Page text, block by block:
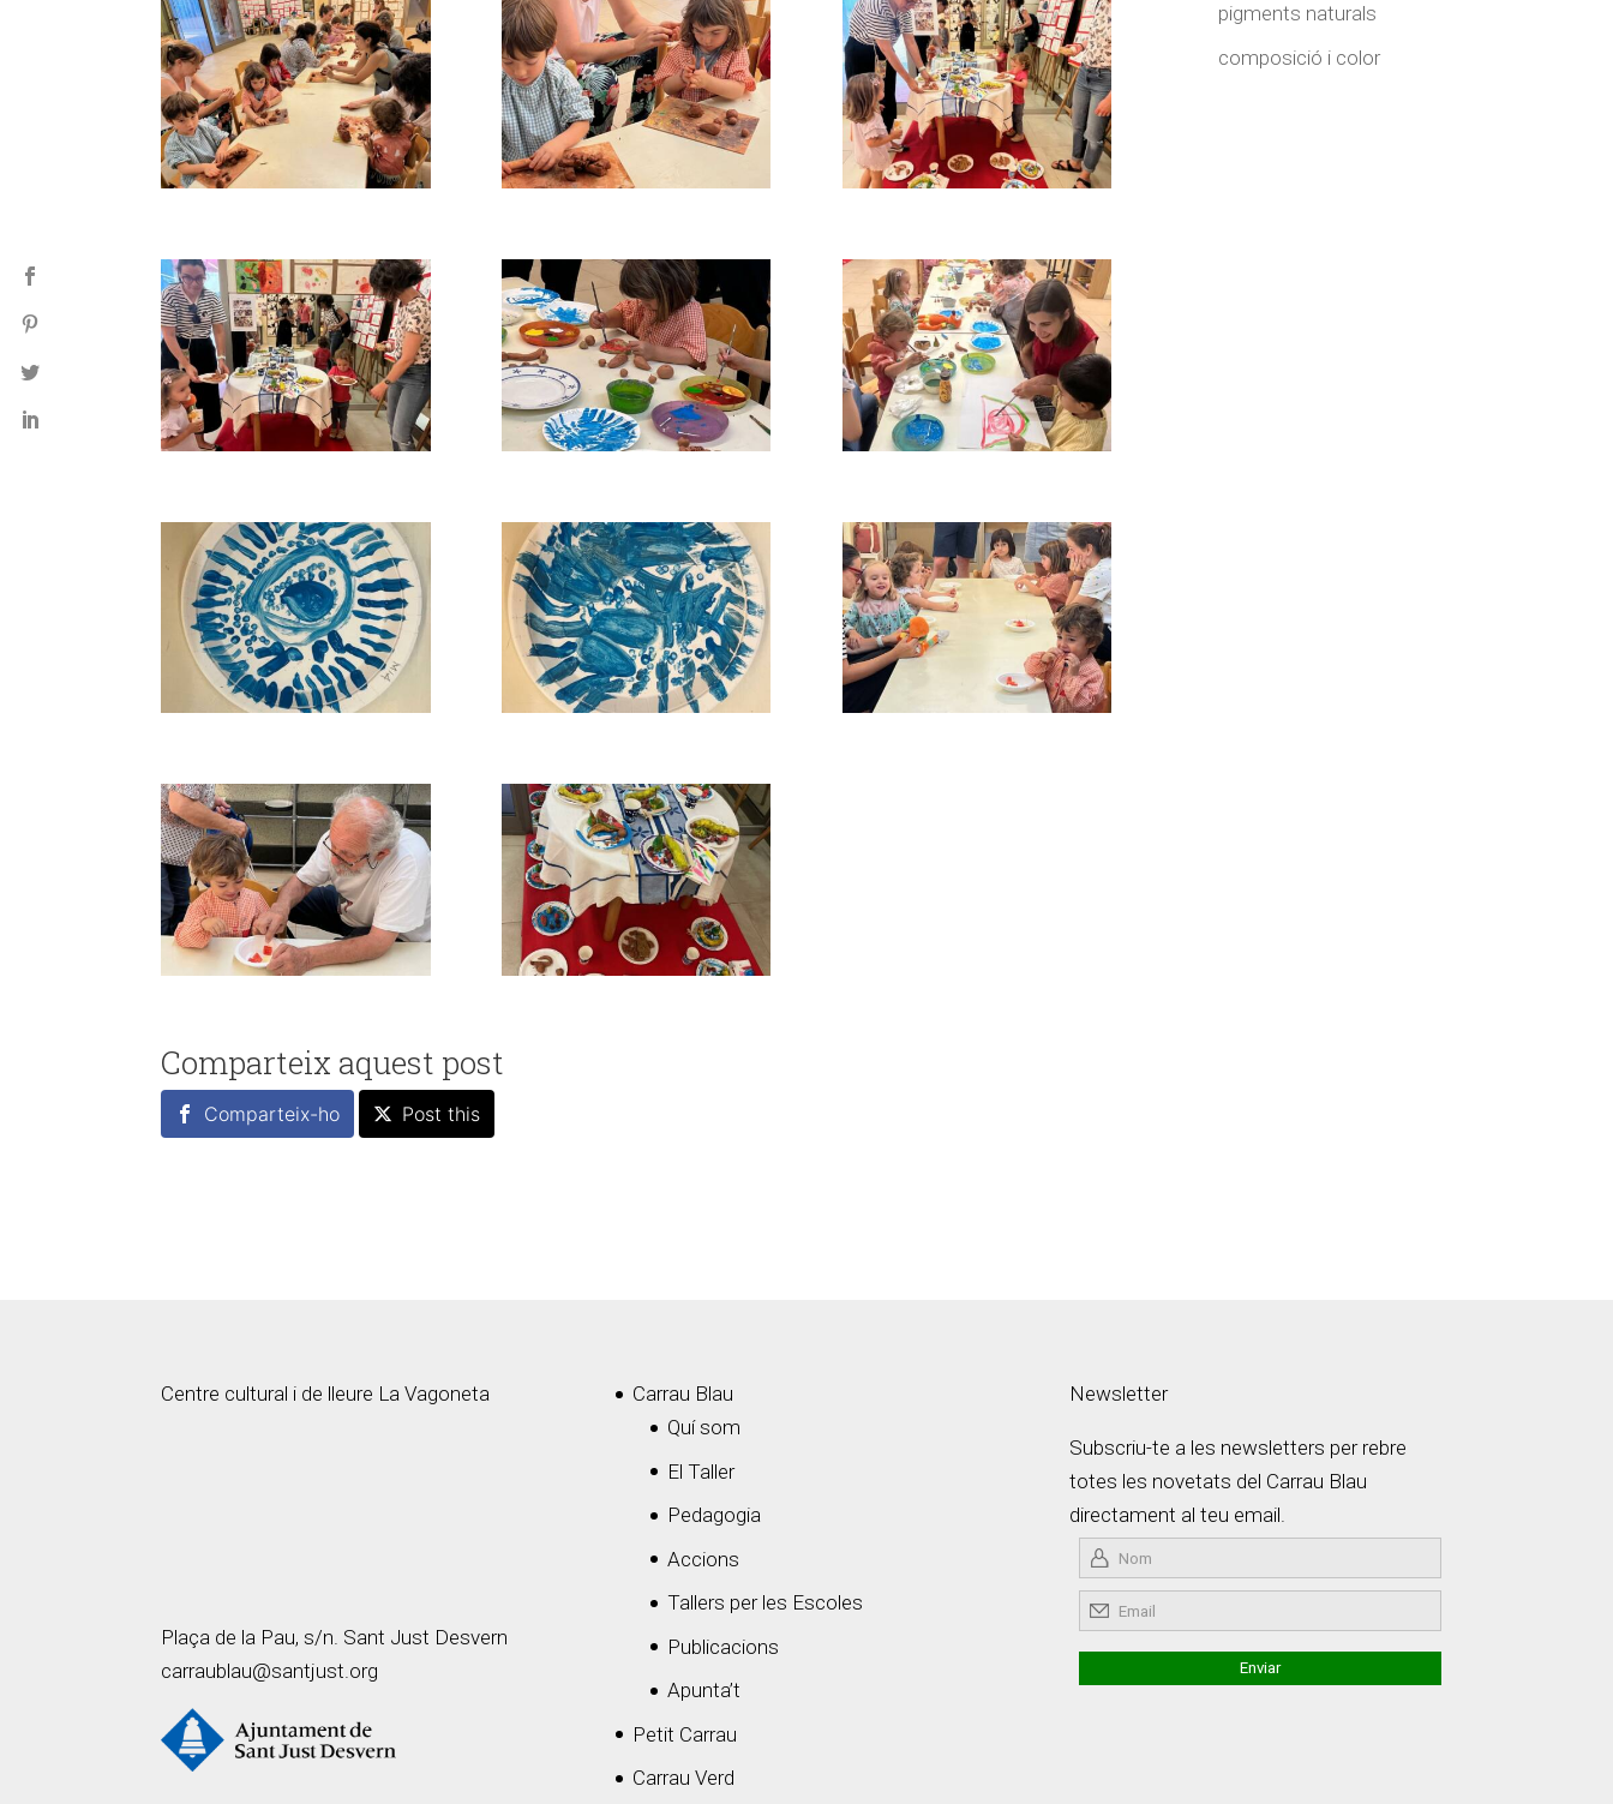
Comparteix aquest post
Comparteix-ho Post this
pigments naturals
composició i color
Centre cultural i de lleure La Vagoneta
Plaça de la Pau, s/n. Sant Just Desvern
carraublau@santjust.org
Carrau Blau
Quí som
El Taller
Pedagogia
Accions
Tallers per les Escoles
Publicacions
Apunta’t
Petit Carrau
Carrau Verd
Newsletter
Subscriu-te a les newsletters per rebre
totes les novetats del Carrau Blau
directament al teu email.